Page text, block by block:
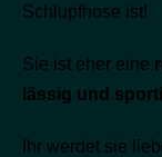
Schlupfhose ist!
Sie ist eher eine
lässig und
Ihr werdet sie